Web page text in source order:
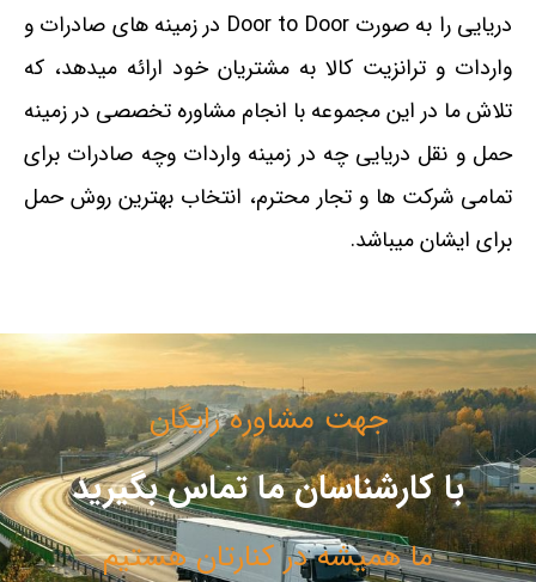
دریایی را به صورت Door to Door در زمینه های صادرات و
واردات و ترانزیت کالا به مشتریان خود ارائه میدهد، که
تلاش ما در این مجموعه با انجام مشاوره تخصصی در زمینه
حمل و نقل دریایی چه در زمینه واردات وچه صادرات برای
تمامی شرکت ها و تجار محترم، انتخاب بهترین روش حمل
برای ایشان میباشد.
جهت مشاوره رایگان
با کارشناسان ما تماس بگیرید
ما همیشه در کنارتان هستیم